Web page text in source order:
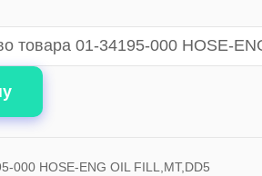
товара 01-34195-000 HOSE-
000 HOSE-ENG OIL FILL,MT,DD5